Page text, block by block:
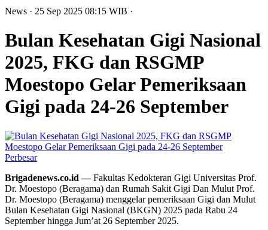
News · 25 Sep 2025 08:15 WIB ·
Bulan Kesehatan Gigi Nasional
2025, FKG dan RSGMP
Moestopo Gelar Pemeriksaan
Gigi pada 24-26 September
Perbesar
Brigadenews.co.id —Fakultas Kedokteran Gigi Universitas Prof.
Dr. Moestopo (Beragama) dan Rumah Sakit Gigi Dan Mulut Prof.
Dr. Moestopo (Beragama) menggelar pemeriksaan Gigi dan Mulut
Bulan Kesehatan Gigi Nasional (BKGN) 2025 pada Rabu 24
September hingga Jum’at 26 September 2025.